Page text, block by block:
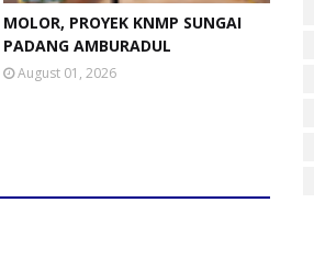
MOLOR, PROYEK KNMP SUNGAI
PADANG AMBURADUL
August 01, 2026